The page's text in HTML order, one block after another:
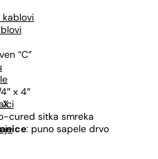
kablovi
“C”
x 4″
cured sitka smreka
: puno sapele drvo